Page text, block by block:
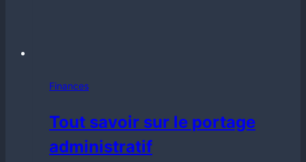
Finances
Tout savoir sur le portage
administratif